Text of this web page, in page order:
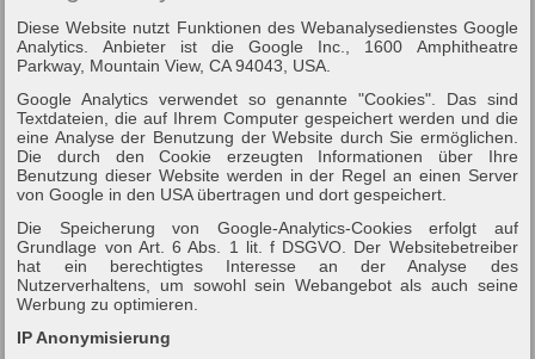
Diese Website nutzt Funktionen des Webanalysedienstes Google
Analytics. Anbieter ist die Google Inc., 1600 Amphitheatre
Parkway, Mountain View, CA 94043, USA.
Google Analytics verwendet so genannte "Cookies". Das sind
Textdateien, die auf Ihrem Computer gespeichert werden und die
eine Analyse der Benutzung der Website durch Sie ermöglichen.
Die durch den Cookie erzeugten Informationen über Ihre
Benutzung dieser Website werden in der Regel an einen Server
von Google in den USA übertragen und dort gespeichert.
Die Speicherung von Google-Analytics-Cookies erfolgt auf
Grundlage von Art. 6 Abs. 1 lit. f DSGVO. Der Websitebetreiber
hat ein berechtigtes Interesse an der Analyse des
Nutzerverhaltens, um sowohl sein Webangebot als auch seine
Werbung zu optimieren.
IP Anonymisierung